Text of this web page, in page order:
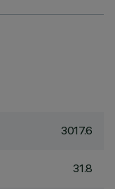
3017.6
31.8